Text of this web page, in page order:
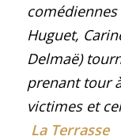
comédiennes
Huguet,
Delmaë)
prenant tour
victimes et
La Terrasse